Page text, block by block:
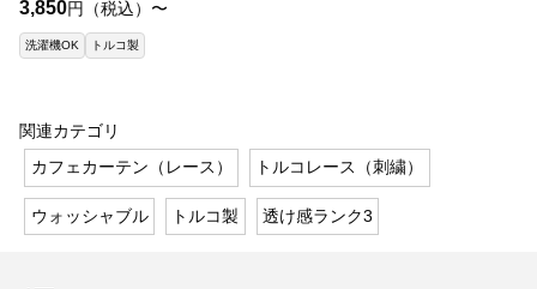
3,850円（税込）〜
洗濯機OK トルコ製
関連カテゴリ
カフェカーテン（レース）
トルコレース（刺繍）
ウォッシャブル トルコ製 透け感ランク3